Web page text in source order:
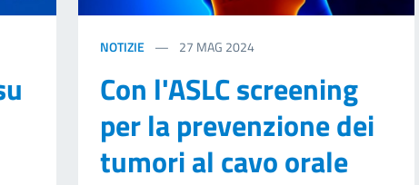
NOTIZIE 27 MAG 2024
Con l'ASLC screening
per la prevenzione dei
tumori al cavo orale